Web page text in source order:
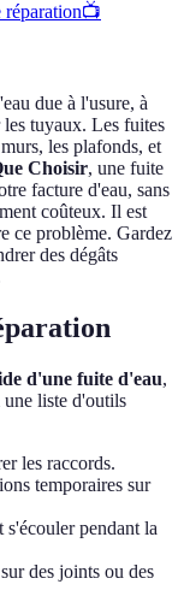
réparation📺
due à l'usure, à
les tuyaux. Les fuites
les plafonds, et
Choisir, une fuite
facture d'eau, sans
coûteux. Il est
ce problème. Gardez
des dégâts
d'une fuite d'eau,
une liste d'outils
les raccords.
temporaires sur
pendant la
des joints ou des